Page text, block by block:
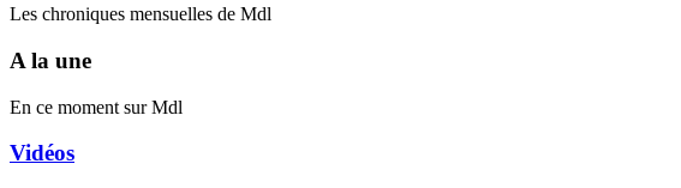
Les chroniques mensuelles de Mdl
A la une
En ce moment sur Mdl
Vidéos